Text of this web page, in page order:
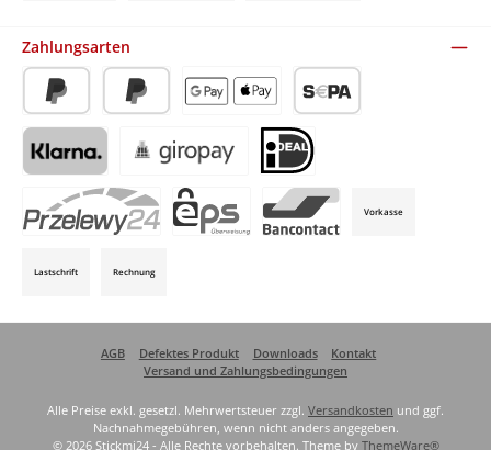
Zahlungsarten
PayPal Später BezahlenApple Pay / Google Pay (via Stripe)
SEPA-Lastschrift (via Stripe)
Klarna (via Stripe)Giropay (via Stripe) iDeal (via Stripe)
Vorkasse
Lastschrift Rechnung
AGB Defektes Produkt Downloads
Kontakt
Versand und Zahlungsbedingungen
Alle Preise exkl. gesetzl. Mehrwertsteuer zzgl. Versandkosten und ggf.
Nachnahmegebühren, wenn nicht anders angegeben.
© 2026 Stickmi24 - Alle Rechte vorbehalten. Theme by ThemeWare®